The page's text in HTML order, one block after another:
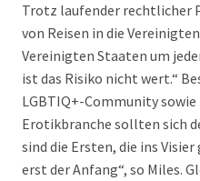
Trotz laufender rechtlicher
von Reisen in die
Vereinigten Staaten um
ist das Risiko nicht wert.“
LGBTIQ+-Community sowie
Erotikbranche sollten sich
sind die Ersten, die ins
erst der Anfang“, so Miles.